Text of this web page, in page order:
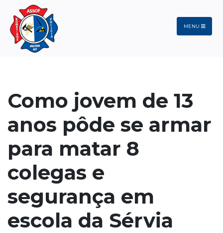
MENU
Como jovem de 13
anos pôde se armar
para matar 8
colegas e
segurança em
escola da Sérvia